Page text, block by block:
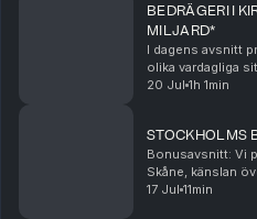
BEDRÄGERI I
MILJARD*
I dagens avsnitt
olika vardagliga
och pratar om
20 Jul 1h 1min
STOCKHOLMS
Bonusavsnitt: Vi
Skåne, känslan
Berra listar
17 Jul 11min